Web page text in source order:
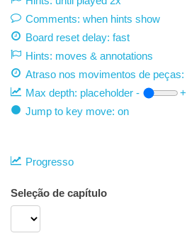
Comments: when hints show
Board reset delay: fast
Hints: moves & annotations
Atraso nos movimentos de peças:
Max depth: placeholder -
+
Jump to key move: on
Progresso
Seleção de capítulo